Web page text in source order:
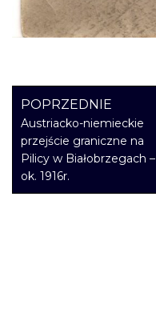
POPRZEDNIE
Austriacko-niemieckie
przejście graniczne na
Pilicy w Białobrzegach –
ok. 1916r.